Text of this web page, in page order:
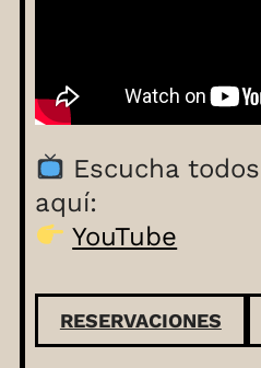
Escucha
aquí:
YouTube
RESERVACIONES